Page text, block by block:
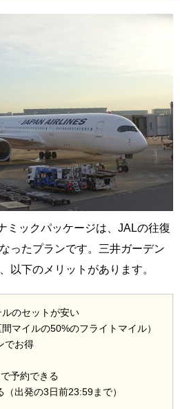
ミックパッケージは、JALの往復
ったプランです。三井ガーデン
以下のメリットがあります。
ルのセットが安い
マイルの50%のフライトマイル）
でお得
予約できる
（出発の3日前23:59まで）